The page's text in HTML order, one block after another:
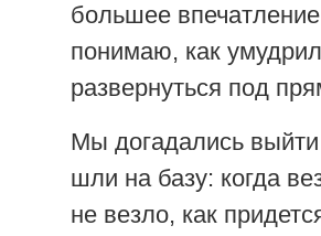
большее
понимаю, как
развернуться под
Мы догадались выйти
шли на базу: когда
не везло, как